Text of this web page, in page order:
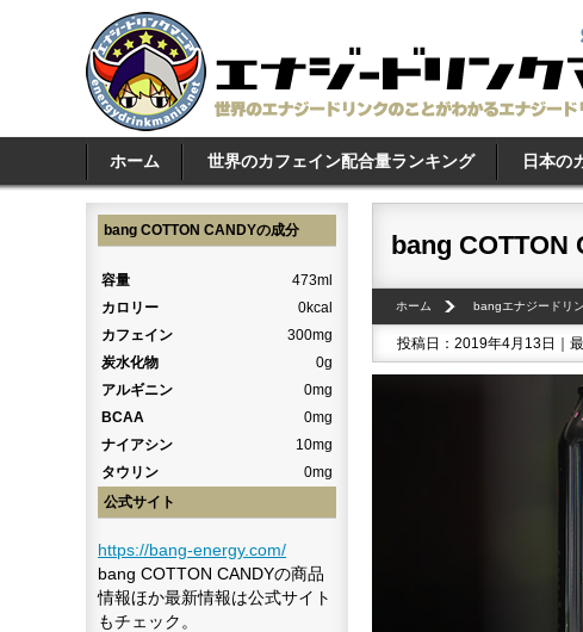
ホーム 世界のカフェイン配合量ランキング 日本の
bang COTTON
ホーム bangエナジードリ
投稿日：2019年4月13日｜
bang COTTON CANDYの成分
容量
473ml
カロリー
0kcal
カフェイン
300mg
炭水化物
0g
アルギニン
0mg
BCAA
0mg
ナイアシン
10mg
タウリン
0mg
公式サイト
https://bang-energy.com/
bang COTTON CANDYの商品
情報ほか最新情報は公式サイト
もチェック。